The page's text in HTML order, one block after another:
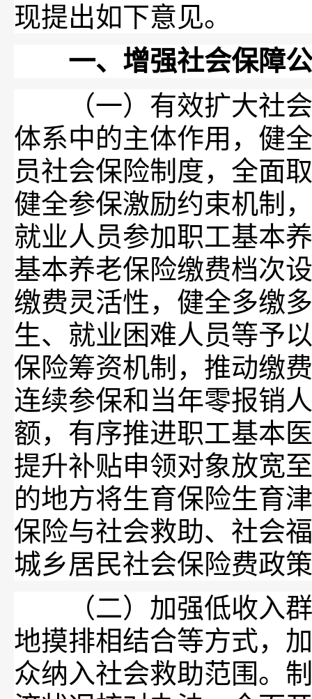
现提出如下意见。
一、增强社会保障
（一）有效扩大社会
体系中的主体作用，健
员社会保险制度，全面
健全参保激励约束机制
就业人员参加职工基本
基本养老保险缴费档次
缴费灵活性，健全多缴
生、就业困难人员等予
保险筹资机制，推动缴
连续参保和当年零报销
额，有序推进职工基本
提升补贴申领对象放宽
的地方将生育保险生育
保险与社会救助、社会
城乡居民社会保险费政
（二）加强低收入群
地摸排相结合等方式，
众纳入社会救助范围。